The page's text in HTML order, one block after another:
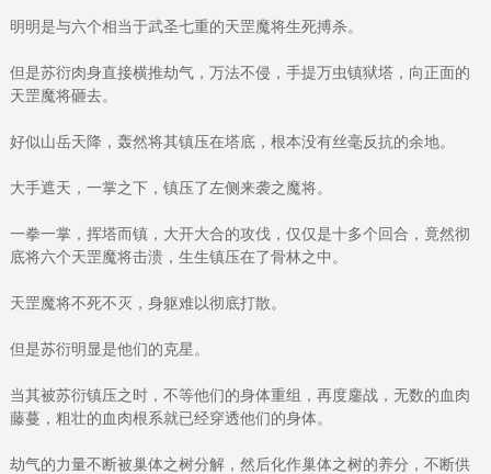
明明是与六个相当于武圣七重的天罡魔将生死搏杀。
但是苏衍肉身直接横推劫气，万法不侵，手提万虫镇狱塔，向正面的
天罡魔将砸去。
好似山岳天降，轰然将其镇压在塔底，根本没有丝毫反抗的余地。
大手遮天，一掌之下，镇压了左侧来袭之魔将。
一拳一掌，挥塔而镇，大开大合的攻伐，仅仅是十多个回合，竟然彻
底将六个天罡魔将击溃，生生镇压在了骨林之中。
天罡魔将不死不灭，身躯难以彻底打散。
但是苏衍明显是他们的克星。
当其被苏衍镇压之时，不等他们的身体重组，再度鏖战，无数的血肉
藤蔓，粗壮的血肉根系就已经穿透他们的身体。
劫气的力量不断被巢体之树分解，然后化作巢体之树的养分，不断供